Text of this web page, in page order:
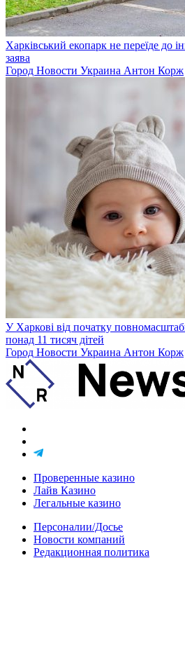
Харківський екопарк не переїде до
заява
Город Новости Украина Антон Корж
У Харкові від початку
понад 11 тисяч дітей
Город Новости Украина Антон Корж
Проверенные казино
Лайв Казино
Легальные казино
Персоналии/Досье
Новости компаний
Редакционная политика